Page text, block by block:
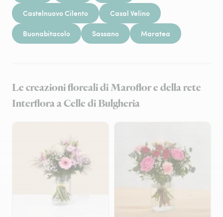
Castelnuovo Cilento Casal Velino
Buonabitacolo Sassano Maratea
Le creazioni floreali di Maroflor e della rete
Interflora a Celle di Bulgheria